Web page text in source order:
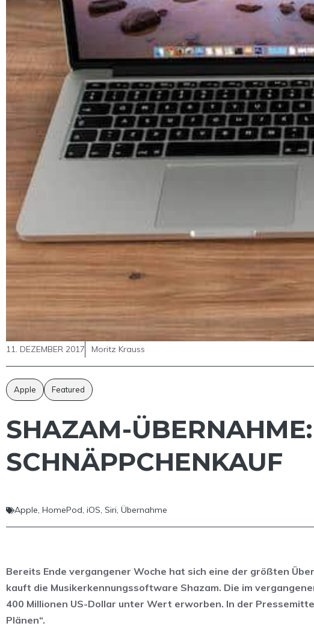
11. DEZEMBER 2017 Moritz Krauss
Apple Featured
SHAZAM-
SCHNÄPPCHENKAUF
Apple, HomePod, iOS, Siri, Übernahme
Bereits Ende vergangener Woche hat sich eine der größten
kauft die Musikerkennungssoftware Shazam. Die im
400 Millionen US-Dollar unter Wert erworben. In der
Plänen“.